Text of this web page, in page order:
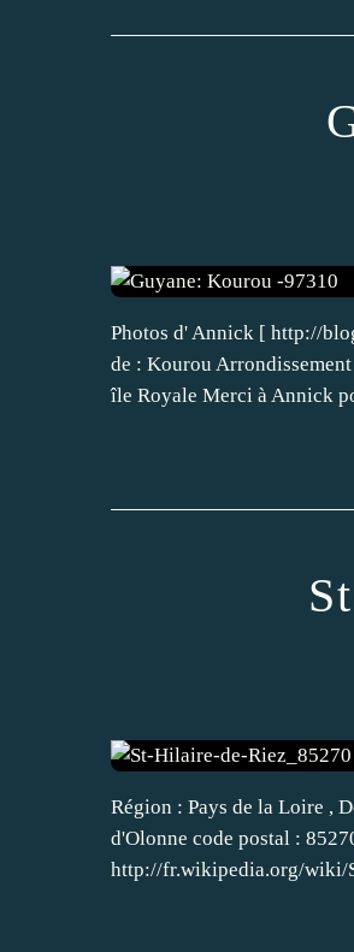
Photos d' Annick [ http://
de : Kourou
île Royale Merci à Annick
Région : Pays de la Loire ,
d'Olonne code postal :
http://fr.wikipedia.org/wiki/